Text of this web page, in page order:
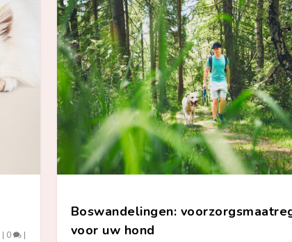
| 0 |
Boswandelingen:
voor uw hond